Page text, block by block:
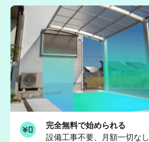
完全無料で始められる
設備工事不要、月額一切なし